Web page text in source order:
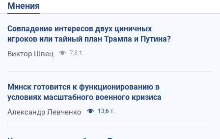
Мнения
Совпадение интересов двух циничных
игроков или тайный план Трампа и Путина?
Виктор Швец 7,8 т.
Минск готовится к функционированию в
условиях масштабного военного кризиса
Александр Левченко 13,6 т.